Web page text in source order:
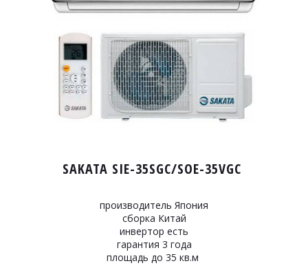
SAKATA SIE-35SGC/SOE-35VGC
производитель Япония
сборка Китай
инвертор есть
гарантия 3 года
площадь до 35 кв.м